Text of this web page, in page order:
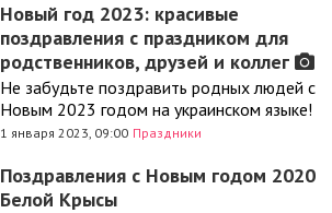
Новый год 2023: красивые
поздравления с праздником для
родственников, друзей и коллег
Не забудьте поздравить родных людей с
Новым 2023 годом на украинском языке!
1 января 2023, 09:00 Праздники
Поздравления с Новым годом 2020
Белой Крысы